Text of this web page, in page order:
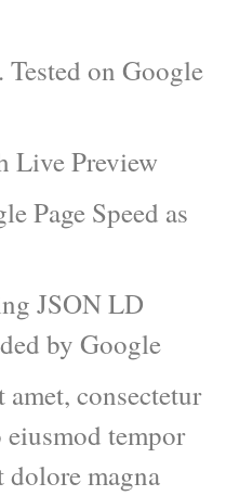
on Google
Live Preview
Page Speed as
JSON LD
by Google
consectetur
tempor
magna